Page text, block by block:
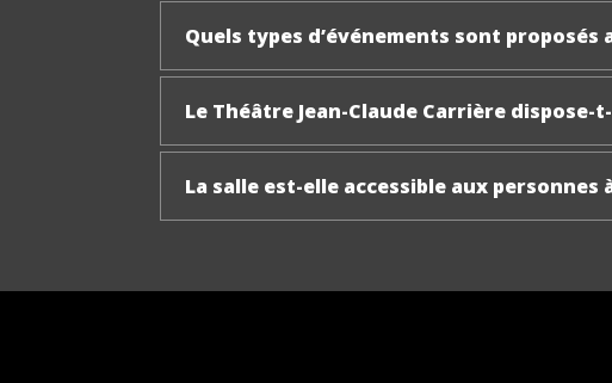
Quels types d’événements sont
Le Théâtre Jean-Claude Carrière dispose-
La salle est-elle accessible aux personnes